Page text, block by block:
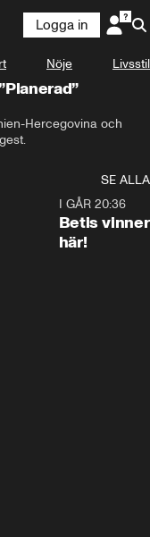
Logga in
Nöje Livsstil
Hercegovina och
SE ALLA
I GÅR 20:36
Betis
här!